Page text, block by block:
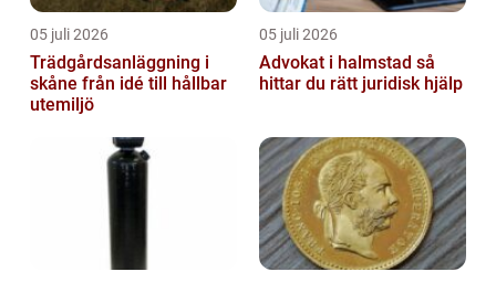
05 juli 2026
Trädgårdsanläggning i
skåne från idé till hållbar
utemiljö
05 juli 2026
Advokat i halmstad så
hittar du rätt juridisk hjälp